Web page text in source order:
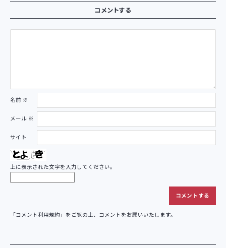
コメントする
名前 ※
メール ※
サイト
上に表示された文字を入力してください。
「コメント利用規約 」をご覧の上、コメントをお願いいたします。